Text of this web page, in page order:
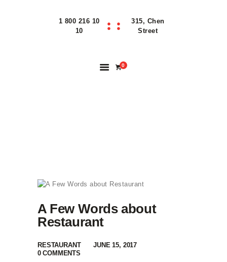
1 800 216 10
10
315, Chen
Street
0
Home
A Few Words about
Restaurant
RESTAURANT
JUNE 15, 2017
0 COMMENTS